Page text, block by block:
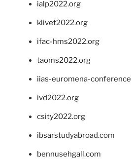
ialp2022.org
klivet2022.org
ifac-hms2022.org
taoms2022.org
iias-euromena-
ivd2022.org
csity2022.org
ibsarstudyabroad.com
bennusehgall.com